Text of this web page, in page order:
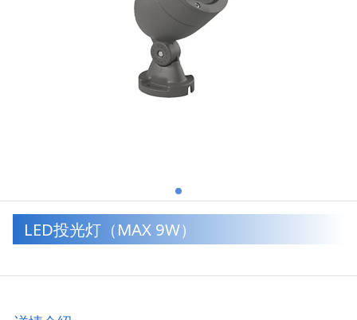
LED投光灯（MAX 9W）